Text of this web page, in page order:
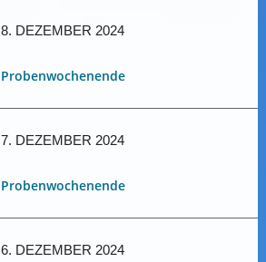
8. DEZEMBER 2024
Probenwochenende
7. DEZEMBER 2024
Probenwochenende
6. DEZEMBER 2024